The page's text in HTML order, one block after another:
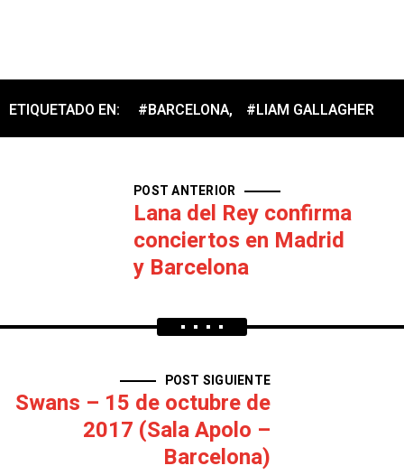
ETIQUETADO EN: #BARCELONA, #LIAM GALLAGHER
POST ANTERIOR
Lana del Rey confirma
conciertos en Madrid
y Barcelona
POST SIGUIENTE
Swans – 15 de octubre de
2017 (Sala Apolo –
Barcelona)